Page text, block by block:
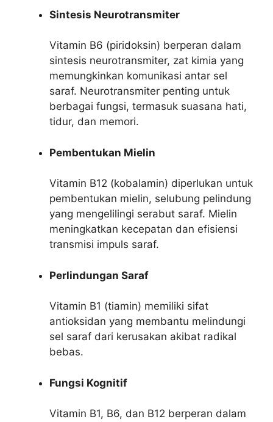
Sintesis Neurotransmiter
Vitamin B6 (piridoksin) berperan dalam
sintesis neurotransmiter, zat kimia yang
memungkinkan komunikasi antar sel
saraf. Neurotransmiter penting untuk
berbagai fungsi, termasuk suasana hati,
tidur, dan memori.
Pembentukan Mielin
Vitamin B12 (kobalamin) diperlukan untuk
pembentukan mielin, selubung pelindung
yang mengelilingi serabut saraf. Mielin
meningkatkan kecepatan dan efisiensi
transmisi impuls saraf.
Perlindungan Saraf
Vitamin B1 (tiamin) memiliki sifat
antioksidan yang membantu melindungi
sel saraf dari kerusakan akibat radikal
bebas.
Fungsi Kognitif
Vitamin B1, B6, dan B12 berperan dalam